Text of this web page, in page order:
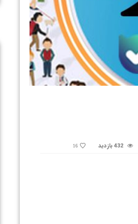
432 بازدید 16